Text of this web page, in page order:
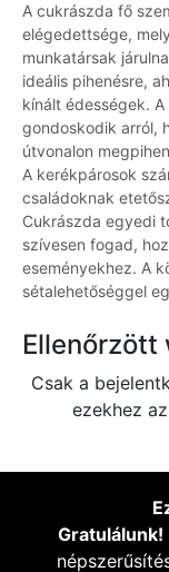
A cukrászda fő
elégedettsége,
munkatársak
ideális pihenésre,
kínált édességek.
gondoskodik arról,
útvonalon
A kerékpárosok
családoknak
Cukrászda egyedi
szívesen fogad,
eseményekhez. A
sétalehetőséggel
Ellenőrzött
Csak a
ezekhez
Gratulálunk!